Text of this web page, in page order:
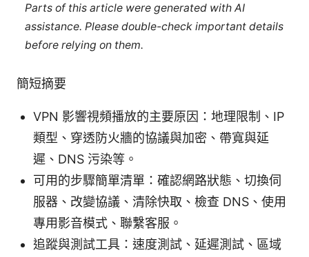
Parts of this article were generated with AI
assistance. Please double-check important details
before relying on them.
簡短摘要
VPN 影響視頻播放的主要原因：地理限制、IP
類型、穿透防火牆的協議與加密、帶寬與延
遲、DNS 污染等。
可用的步驟簡單清單：確認網路狀態、切換伺
服器、改變協議、清除快取、檢查 DNS、使用
專用影音模式、聯繫客服。
追蹤與測試工具：速度測試、延遲測試、區域